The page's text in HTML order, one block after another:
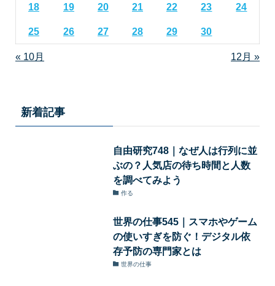
18 19 20 21 22 23 24
25 26 27 28 29 30
« 10月 12月 »
新着記事
自由研究748｜なぜ人は行列に並
ぶの？人気店の待ち時間と人数
を調べてみよう
作る
世界の仕事545｜スマホやゲーム
の使いすぎを防ぐ！デジタル依
存予防の専門家とは
世界の仕事